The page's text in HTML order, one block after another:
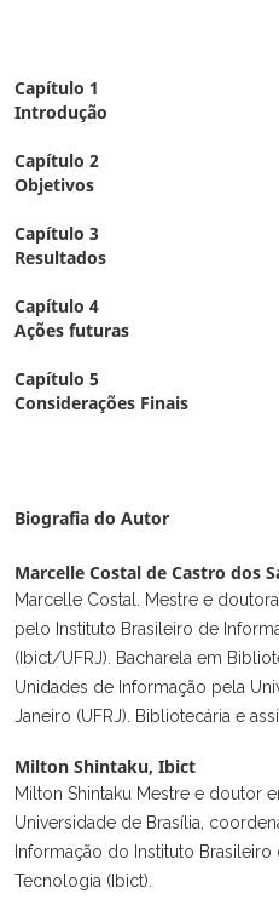
Capítulo 1
Introdução
Capítulo 2
Objetivos
Capítulo 3
Resultados
Capítulo 4
Ações futuras
Capítulo 5
Considerações Finais
Biografia do Autor
Marcelle Costal de Castro dos
Marcelle Costal. Mestre e
pelo Instituto Brasileiro de
(Ibict/UFRJ). Bacharela em
Unidades de Informação pela
Janeiro (UFRJ). Bibliotecária e
Milton Shintaku, Ibict
Milton Shintaku Mestre e doutor
Universidade de Brasília,
Informação do Instituto
Tecnologia (Ibict).